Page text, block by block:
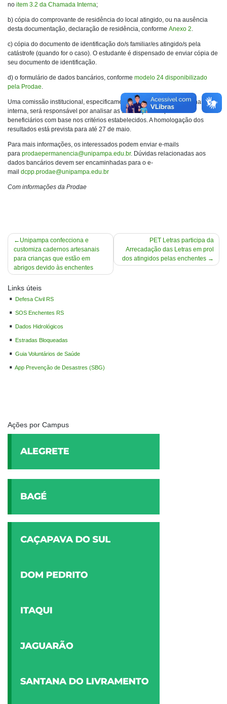
no item 3.2 da Chamada Interna;
b) cópia do comprovante de residência do local atingido, ou na ausência
desta documentação, declaração de residência, conforme Anexo 2
c) cópia do documento de identificação do/s familiar/es atingido/s pela
catástrofe (quando for o caso). O estudante é dispensado de enviar cópia de
seu documento de identificação.
d) o formulário de dados bancários, conforme modelo 24 disponibilizado
pela Prodae
Uma comissão institucional, especificamente designada para esta chamada
interna, será responsável por analisar as solicitações e aprovar os
beneficiários com base nos critérios estabelecidos. A homologação dos
resultados está prevista para até 27 de maio.
Para mais informações, os interessados podem enviar e-mails
para prodaepermanencia@unipampa.edu.br. Dúvidas relacionadas aos
dados bancários devem ser encaminhadas para o e-
mail dcpp.prodae@unipampa.edu.br
Com informações da Prodae
Navegação
de
Post
Unipampa confecciona e
customiza cadernos artesanais
para crianças que estão em
abrigos devido às enchentes
PET Letras participa da
Arrecadação das Letras em prol
dos atingidos pelas enchentes
Links úteis
Defesa Civil RS
SOS Enchentes RS
Dados Hidrológicos
Estradas Bloqueadas
Guia Voluntários de Saúde
App Prevenção de Desastres (SBG)
Ações por Campus